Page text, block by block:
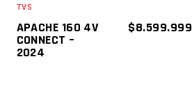
TVS
APACHE 160 4V
CONNECT –
2024
$8.599.999